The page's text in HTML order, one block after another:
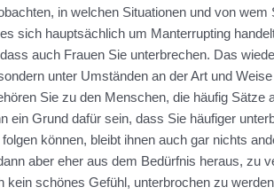
in welchen Situationen und von
sich hauptsächlich um Manterrupting
auch Frauen Sie unterbrechen. Das
unter Umständen an der Art und
Sie zu den Menschen, die häufig
ein Grund dafür sein, dass Sie häufiger
können, bleibt ihnen auch gar nichts
aber eher aus dem Bedürfnis heraus, zu
kein schönes Gefühl, unterbrochen zu